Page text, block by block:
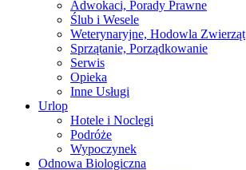
Adwokaci, Porady Prawne
Ślub i Wesele
Weterynaryjne, Hodowla Zwierząt
Sprzątanie, Porządkowanie
Serwis
Opieka
Inne Usługi
Urlop
Hotele i Noclegi
Podróże
Wypoczynek
Odnowa Biologiczna